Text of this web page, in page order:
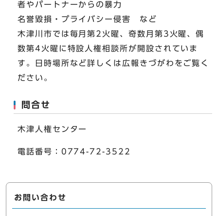
者やパートナーからの暴力
名誉毀損・プライバシー侵害 など
木津川市では毎月第2火曜、奇数月第3火曜、偶
数第4火曜に特設人権相談所が開設されていま
す。日時場所など詳しくは広報きづがわをご覧く
ださい。
問合せ
木津人権センター
電話番号：0774-72-3522
お問い合わせ